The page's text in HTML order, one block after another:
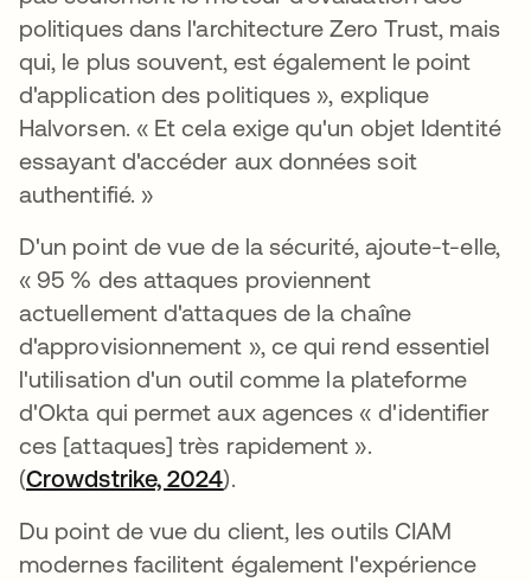
politiques dans l'architecture Zero Trust, mais
qui, le plus souvent, est également le point
d'application des politiques », explique
Halvorsen. « Et cela exige qu'un objet Identité
essayant d'accéder aux données soit
authentifié. »
D'un point de vue de la sécurité, ajoute-t-elle,
« 95 % des attaques proviennent
actuellement d'attaques de la chaîne
d'approvisionnement », ce qui rend essentiel
l'utilisation d'un outil comme la plateforme
d'Okta qui permet aux agences « d'identifier
ces [attaques] très rapidement ».
(Crowdstrike, 2024s’ouvre dans un nouvel
).
Du point de vue du client, les outils CIAM
modernes facilitent également l'expérience